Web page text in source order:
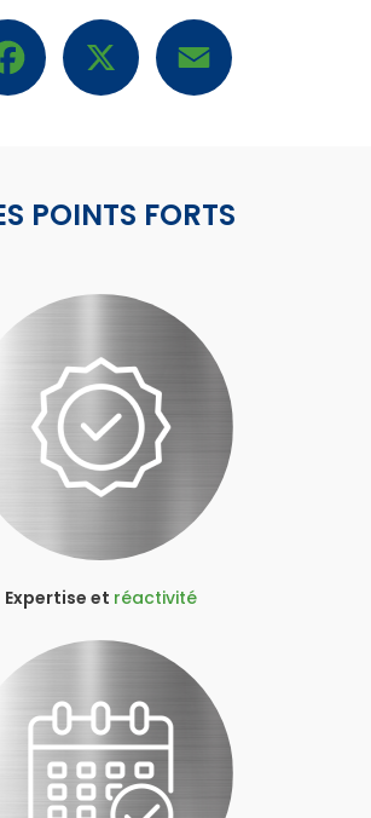
Facebook
POINTS FORTS
Expertise et réactivité